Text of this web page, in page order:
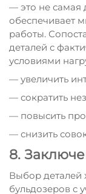
— это не самая
обеспечивает
работы.
деталей с
условиями
— увеличить
— сократить
— повысить
— снизить
8.
Выбор деталей
бульдозеров с